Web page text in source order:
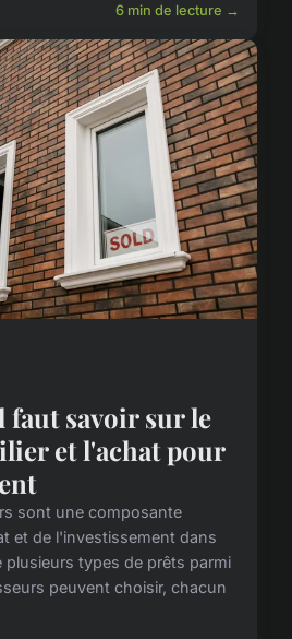
6 min de lecture →
faut savoir sur le
et l'achat pour
sont une composante
et de l'investissement dans
plusieurs types de prêts parmi
peuvent choisir, chacun